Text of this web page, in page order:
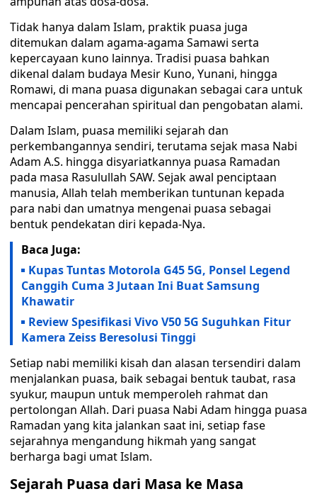
Tidak hanya dalam Islam, praktik puasa juga
ditemukan dalam agama-agama Samawi serta
kepercayaan kuno lainnya. Tradisi puasa bahkan
dikenal dalam budaya Mesir Kuno, Yunani, hingga
Romawi, di mana puasa digunakan sebagai cara untuk
mencapai pencerahan spiritual dan pengobatan alami.
Dalam Islam, puasa memiliki sejarah dan
perkembangannya sendiri, terutama sejak masa Nabi
Adam A.S. hingga disyariatkannya puasa Ramadan
pada masa Rasulullah SAW. Sejak awal penciptaan
manusia, Allah telah memberikan tuntunan kepada
para nabi dan umatnya mengenai puasa sebagai
bentuk pendekatan diri kepada-Nya.
Baca Juga:
Kupas Tuntas Motorola G45 5G, Ponsel Legend
Canggih Cuma 3 Jutaan Ini Buat Samsung
Khawatir
Review Spesifikasi Vivo V50 5G Suguhkan Fitur
Kamera Zeiss Beresolusi Tinggi
Setiap nabi memiliki kisah dan alasan tersendiri dalam
menjalankan puasa, baik sebagai bentuk taubat, rasa
syukur, maupun untuk memperoleh rahmat dan
pertolongan Allah. Dari puasa Nabi Adam hingga puasa
Ramadan yang kita jalankan saat ini, setiap fase
sejarahnya mengandung hikmah yang sangat
berharga bagi umat Islam.
Sejarah Puasa dari Masa ke Masa